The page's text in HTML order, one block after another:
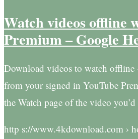
Watch videos offline
Premium – Google
Download videos to watch offline
from your signed in YouTube
the Watch page of the video
http s://www.4kdownload.com ›